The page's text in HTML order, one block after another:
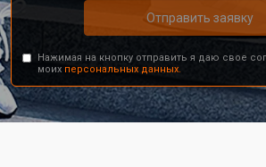
Отправить заявку
Нажимая на кнопку отправить я даю свое
моих персональных данных.